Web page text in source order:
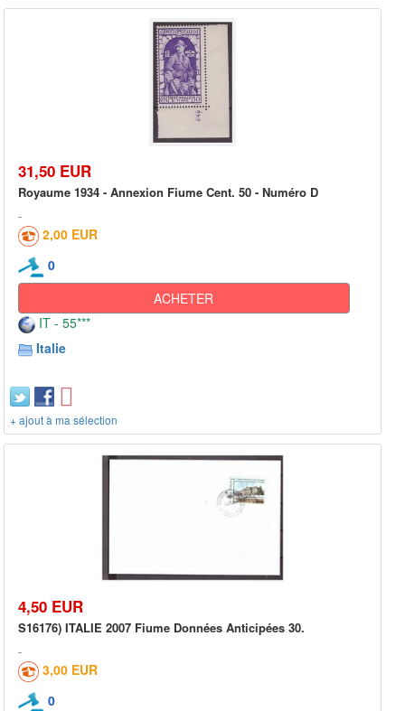
31,50 EUR
Royaume 1934 - Annexion Fiume Cent. 50 - Numéro D
2,00 EUR
0
ACHETER
IT - 55***
Italie
+ ajout à ma sélection
4,50 EUR
S16176) ITALIE 2007 Fiume Données Anticipées 30.
3,00 EUR
0